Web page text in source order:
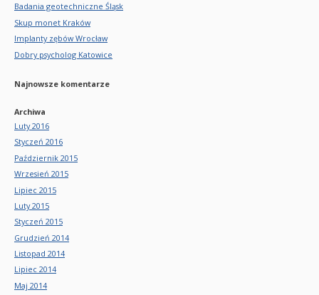
Badania geotechniczne Śląsk
Skup monet Kraków
Implanty zębów Wrocław
Dobry psycholog Katowice
Najnowsze komentarze
Archiwa
Luty 2016
Styczeń 2016
Październik 2015
Wrzesień 2015
Lipiec 2015
Luty 2015
Styczeń 2015
Grudzień 2014
Listopad 2014
Lipiec 2014
Maj 2014